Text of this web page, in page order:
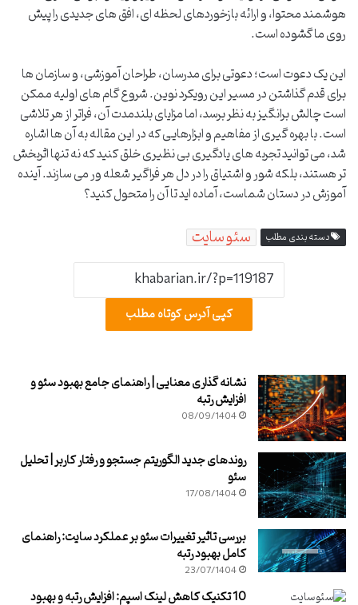
هوشمند محتوا، و ارائه بازخوردهای لحظه ای، افق های جدیدی را پیش
روی ما گشوده است.
این یک دعوت است؛ دعوتی برای مدرسان، طراحان آموزشی، و سازمان ها
برای قدم گذاشتن در مسیر این رویکرد نوین. شروع گام های اولیه ممکن
است چالش برانگیز به نظر برسد، اما مزایای بلندمدت آن، فراتر از هر تلاشی
است. با بهره گیری از مفاهیم و ابزارهایی که در این مقاله به آن ها اشاره
شد، می توانید تجربه های یادگیری بی نظیری خلق کنید که نه تنها اثربخش
تر هستند، بلکه شور و اشتیاق را در دل هر فراگیر شعله ور می سازند. آینده
آموزش در دستان شماست، آماده اید تا آن را متحول کنید؟
دسته بندی مطلب سئو سایت
کپی آدرس کوتاه مطلب
نشانه گذاری معنایی | راهنمای جامع بهبود سئو و
افزایش رتبه
08/09/1404
روندهای جدید الگوریتم جستجو و رفتار کاربر | تحلیل
سئو
17/08/1404
بررسی تاثیر تغییرات سئو بر عملکرد سایت: راهنمای
کامل بهبود رتبه
23/07/1404
10 تکنیک کاهش لینک اسپم: افزایش رتبه و بهبود